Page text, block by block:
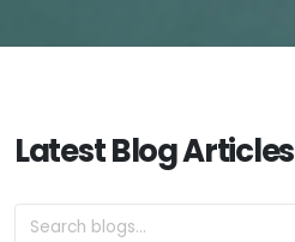
Latest Blog Articles